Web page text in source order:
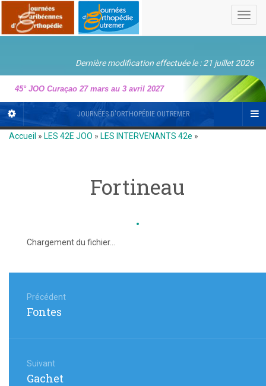
Dernière modification effectuée le : 21 juillet 2026
45° JOO Curaçao 27 mars au 3 avril 2027
JOURNÉES D'ORTHOPÉDIE OUTREMER
Accueil » LES 42E JOO » LES INTERVENANTS 42e »
Fortineau
Chargement du fichier...
dePrécédent
Article
Fontes
Suivant
Article
Gachet